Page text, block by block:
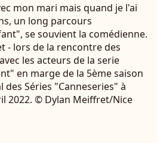
mon mari mais quand je l'ai
un long parcours
se souvient la comédienne.
- lors de la rencontre des
les acteurs de la serie
en marge de la 5ème saison
Séries "Canneseries" à
2022. © Dylan Meiffret/Nice